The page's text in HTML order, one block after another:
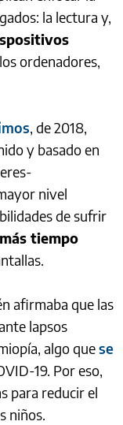
la lectura y,
ordenadores,
, de 2018,
y basado en
nivel
de sufrir
más tiempo
afirmaba que las
lapsos
algo quese
19. Por eso,
para reducir el
niños.